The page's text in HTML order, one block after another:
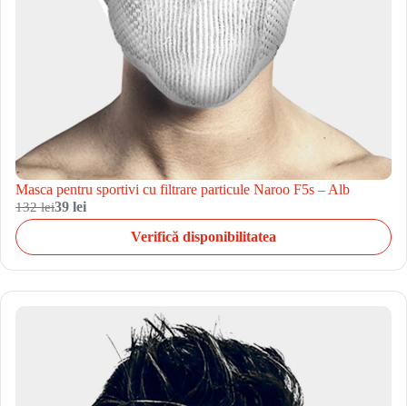
Masca pentru sportivi cu filtrare particule Naroo F5s – Alb
132 lei39 lei
Verifică disponibilitatea